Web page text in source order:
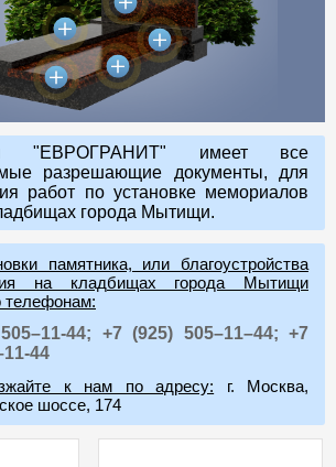
"ЕВРОГРАНИТ" имеет все
разрешающие документы, для
работ по установке мемориалов
города Мытищи.
памятника, или благоустройства
на кладбищах города Мытищи
телефонам:
44;
+7 (925) 505–11–44; +7
44
к нам по адресу: г. Москва,
шоссе, 174